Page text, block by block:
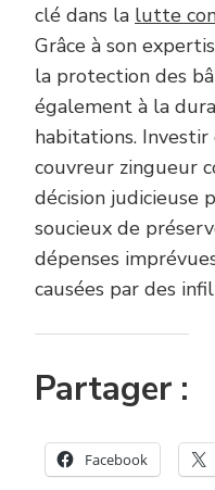
clé dans la lutte
Grâce à son
la protection des
également à la
habitations. Investir
couvreur zingueur
décision
soucieux de
dépenses
causées par des
Partager :
Facebook